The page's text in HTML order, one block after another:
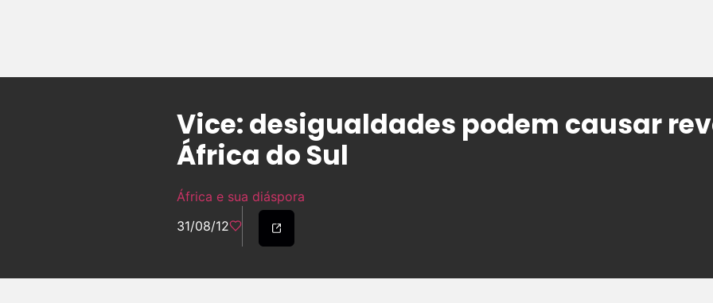
Vice: desigualdades podem causar
África do Sul
África e sua diáspora
31/08/12